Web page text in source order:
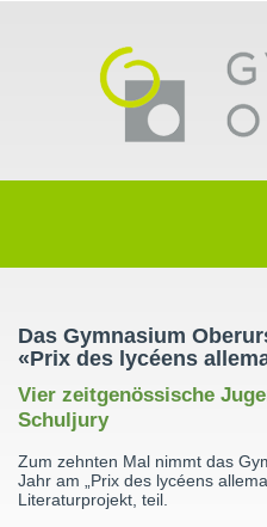
Das Gymnasium
«Prix des lycéens
Vier zeitgenössische
Schuljury
Zum zehnten Mal nimmt das
Jahr am „Prix des lycéens
Literaturprojekt, teil.